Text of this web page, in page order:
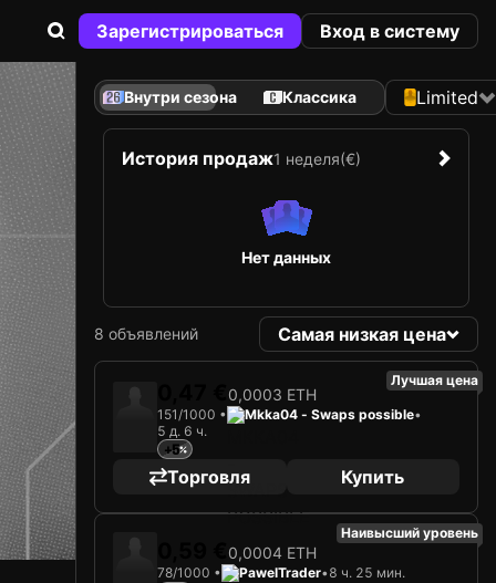
Зарегистрироваться Вход в систему
Внутри сезона Классика Limited
История продаж1 неделя(€)
Нет данных
8 объявлений Самая низкая цена
Лучшая цена
0,0003 ETH
151/1000 • Mkka04 - Swaps possible•
5 д. 6 ч.
+5
Торговля Купить
Наивысший уровень
0,0004 ETH
78/1000 • PawelTrader•8 ч. 25 мин.